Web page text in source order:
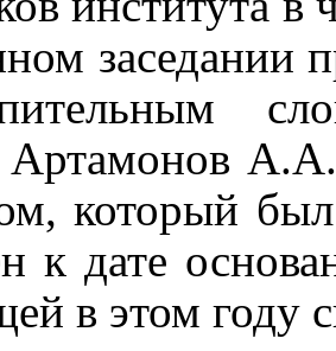
Артамонов
который
к дате
в этом году